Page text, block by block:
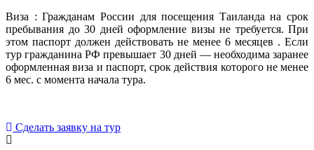
Виза : Гражданам России для посещения Таиланда на срок
пребывания до 30 дней оформление визы не требуется. При
этом паспорт должен действовать не менее 6 месяцев . Если
тур гражданина РФ превышает 30 дней — необходима заранее
оформленная виза и паспорт, срок действия которого не менее
6 мес. с момента начала тура.
Сделать заявку на тур